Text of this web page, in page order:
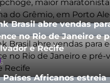
Brasil abre vendas
no Rio de Janeiro e
e Recife
Países Africanos estreia